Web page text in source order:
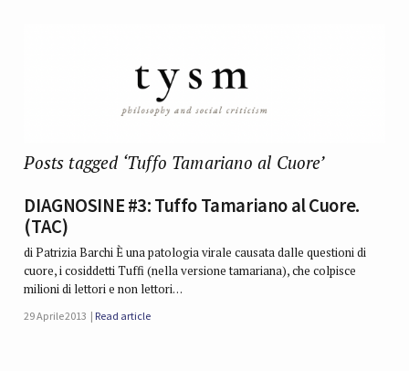
Posts tagged ‘Tuffo Tamariano al Cuore’
DIAGNOSINE #3: Tuffo Tamariano al Cuore.
(TAC)
di Patrizia Barchi È una patologia virale causata dalle questioni di
cuore, i cosiddetti Tuffi (nella versione tamariana), che colpisce
milioni di lettori e non lettori…
29 Aprile 2013 Read article